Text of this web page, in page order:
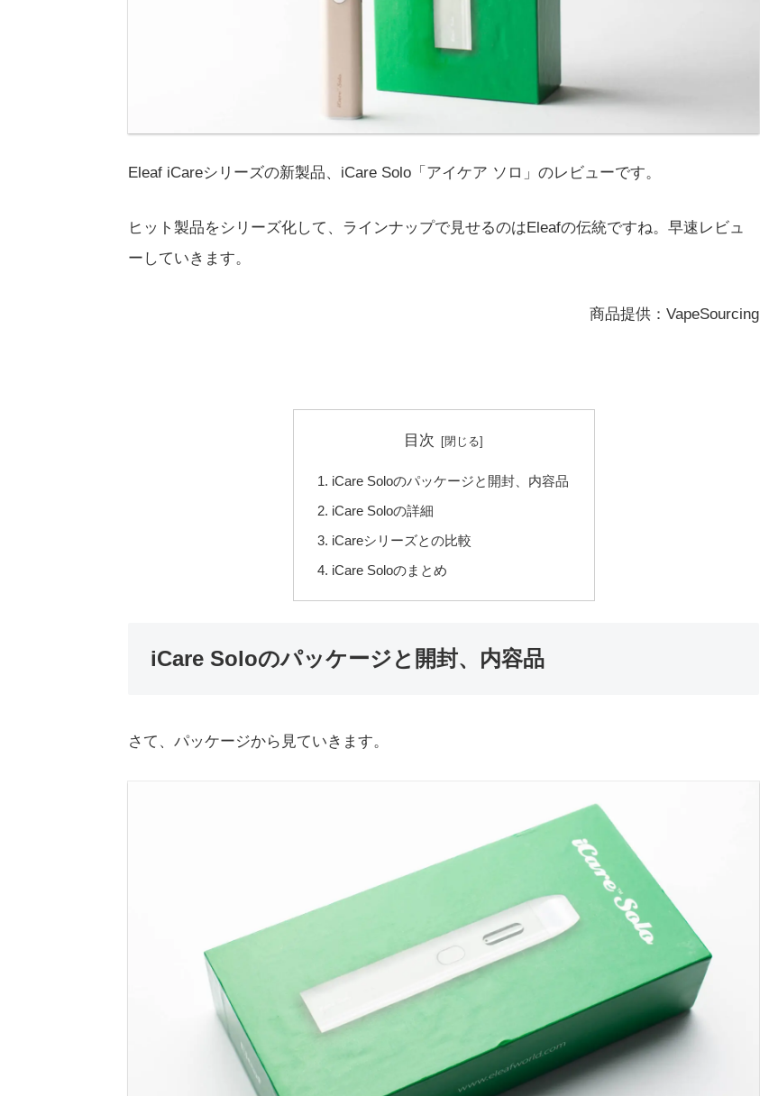
Eleaf iCareシリーズの新製品、iCare Solo「アイケア ソロ」のレビューです。
ヒット製品をシリーズ化して、ラインナップで見せるのはEleafの伝統ですね。早速レビュ
ーしていきます。
商品提供：VapeSourcing
目次
iCare Soloのパッケージと開封、内容品
iCare Soloの詳細
iCareシリーズとの比較
iCare Soloのまとめ
iCare Soloのパッケージと開封、内容品
さて、パッケージから見ていきます。